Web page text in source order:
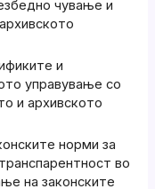
чување и
и
управување со
и архивското
норми за
во
на законските